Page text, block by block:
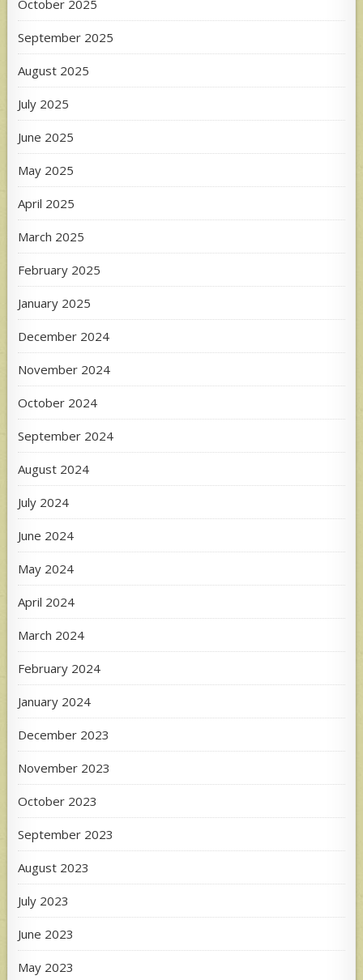
October 2025
September 2025
August 2025
July 2025
June 2025
May 2025
April 2025
March 2025
February 2025
January 2025
December 2024
November 2024
October 2024
September 2024
August 2024
July 2024
June 2024
May 2024
April 2024
March 2024
February 2024
January 2024
December 2023
November 2023
October 2023
September 2023
August 2023
July 2023
June 2023
May 2023